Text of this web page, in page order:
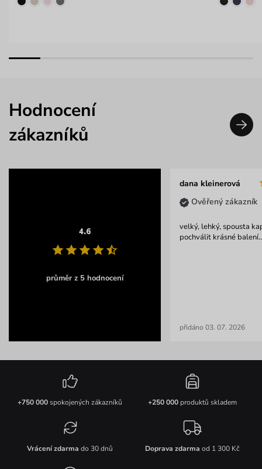
Hodnocení
zákazníků
4.6
průměr z 5 hodnocení
dana kleinerová
Ověřený zákazník
velký, lehký, spousta
pochválit krásné
přidáno 03. 07. 2026
+750 000spokojených zákazníků +250 000produktů skladem
Vrácení zdarma do 30 dnů Doprava zdarma od 1 300 Kč